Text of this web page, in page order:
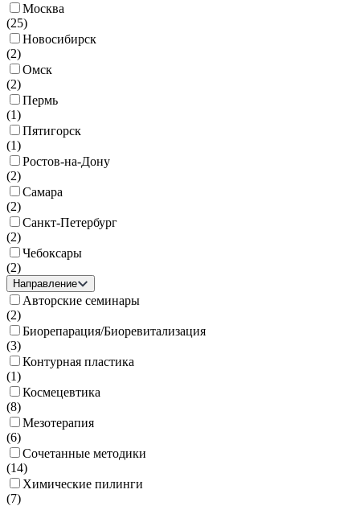
Москва
(25)
Новосибирск
(2)
Омск
(2)
Пермь
(1)
Пятигорск
(1)
Ростов-на-Дону
(2)
Самара
(2)
Санкт-Петербург
(2)
Чебоксары
(2)
Направление
Авторские семинары
(2)
Биорепарация/Биоревитализация
(3)
Контурная пластика
(1)
Космецевтика
(8)
Мезотерапия
(6)
Сочетанные методики
(14)
Химические пилинги
(7)